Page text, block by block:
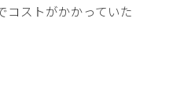
コストがかかっていた